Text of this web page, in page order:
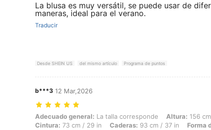
La blusa es muy versátil, se puede usar de
maneras, ideal para el verano.
Traducir
Desde SHEIN US del mismo artículo Programa de puntos
b***3 12 Mar,2026
Adecuado general: La talla corresponde, Altura: 156 cm / 61 in,
Adecuado general: La talla corresponde Altura: 156
Cintura: 73 cm / 29 in Caderas: 93 cm / 37 in Forma